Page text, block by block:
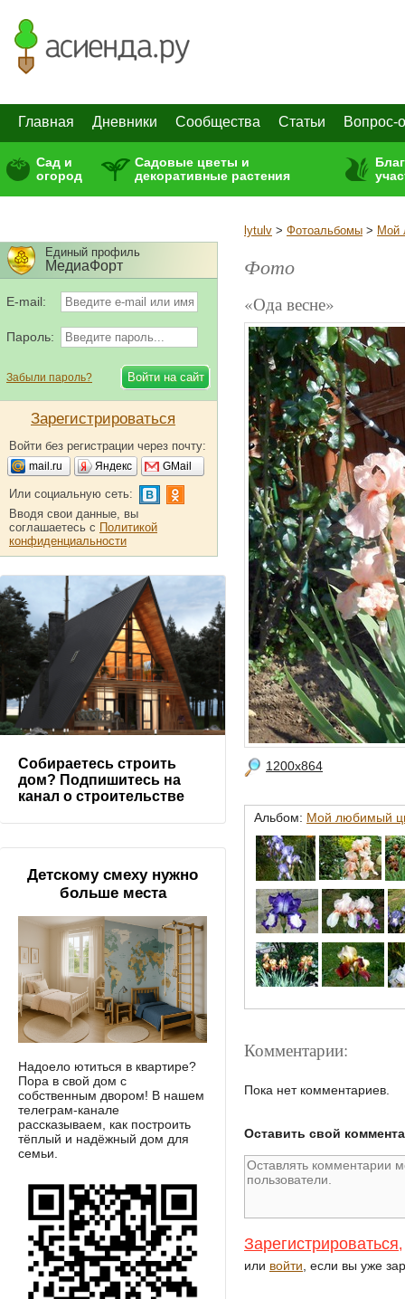
Главная Дневники Сообщества Статьи Вопрос-
Сад и
огород
Садовые цветы и
декоративные растения
lytulv > Фотоальбомы > Мой
Фото
«Ода весне»
1200x864
Альбом: Мой любимый
Комментарии:
Пока нет комментариев.
Оставить свой
Зарегистрироваться,
или войти , если вы уже
Единый профиль
МедиаФорт
E-mail:
Пароль:
Забыли пароль?
Зарегистрироваться
Войти без регистрации через почту:
mail.ru Яндекс GMail
Или социальную сеть:
Вводя свои данные, вы
соглашаетесь с Политикой
конфиденциальности
Собираетесь строить
дом? Подпишитесь на
канал о строительстве
Детскому смеху нужно
больше места
Надоело ютиться в квартире?
Пора в свой дом с
собственным двором! В нашем
телеграм-канале
рассказываем, как построить
тёплый и надёжный дом для
семьи.